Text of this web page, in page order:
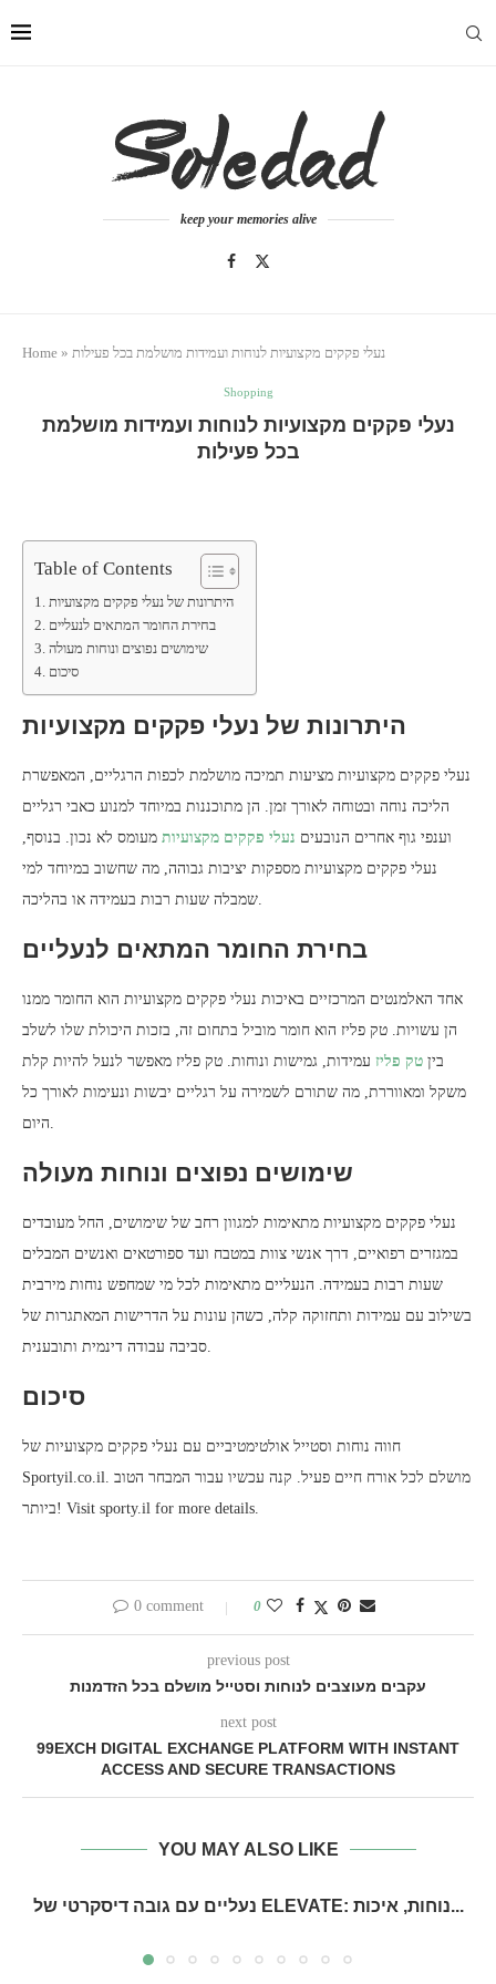
keep your memories alive
Home » נעלי פקקים מקצועיות לנוחות ועמידות מושלמת בכל פעילות
Shopping
נעלי פקקים מקצועיות לנוחות ועמידות מושלמת
בכל פעילות
Table of Contents
היתרונות של נעלי פקקים מקצועיות
בחירת החומר המתאים לנעליים
שימושים נפוצים ונוחות מעולה
סיכום
היתרונות של נעלי פקקים מקצועיות
נעלי פקקים מקצועיות מציעות תמיכה מושלמת לכפות הרגליים, המאפשרת
הליכה נוחה ובטוחה לאורך זמן. הן מתוכננות במיוחד למנוע כאבי רגליים
וענפי גוף אחרים הנובעים נעלי פקקים מקצועיות מעומס לא נכון. בנוסף,
נעלי פקקים מקצועיות מספקות יציבות גבוהה, מה שחשוב במיוחד למי
שמבלה שעות רבות בעמידה או בהליכה.
בחירת החומר המתאים לנעליים
אחד האלמנטים המרכזיים באיכות נעלי פקקים מקצועיות הוא החומר ממנו
הן עשויות. טק פליז הוא חומר מוביל בתחום זה, בזכות היכולת שלו לשלב
בין טק פליז עמידות, גמישות ונוחות. טק פליז מאפשר לנעל להיות קלת
משקל ומאווררת, מה שתורם לשמירה על רגליים יבשות ונעימות לאורך כל
היום.
שימושים נפוצים ונוחות מעולה
נעלי פקקים מקצועיות מתאימות למגוון רחב של שימושים, החל מעובדים
במגזרים רפואיים, דרך אנשי צוות במטבח ועד ספורטאים ואנשים המבלים
שעות רבות בעמידה. הנעליים מתאימות לכל מי שמחפש נוחות מירבית
בשילוב עם עמידות ותחזוקה קלה, כשהן עונות על הדרישות המאתגרות של
סביבה עבודה דינמית ותובענית.
סיכום
חווה נוחות וסטייל אולטימטיביים עם נעלי פקקים מקצועיות של
Sportyil.co.il. מושלם לכל אורח חיים פעיל. קנה עכשיו עבור המבחר הטוב
ביותר! Visit sporty.il for more details.
0 comment 0
previous post
עקבים מעוצבים לנוחות וסטייל מושלם בכל הזדמנות
next post
99EXCH DIGITAL EXCHANGE PLATFORM WITH INSTANT
ACCESS AND SECURE TRANSACTIONS
YOU MAY ALSO LIKE
נעליים עם גובה דיסקרטי של ELEVATE: נוחות, איכות...